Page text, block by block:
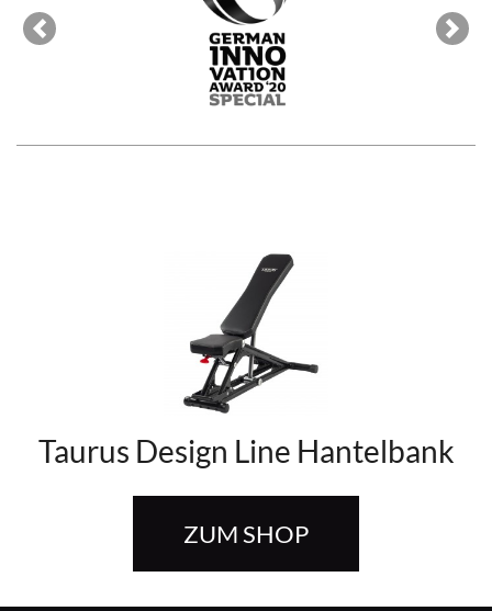
Previous Next
Taurus Design Line Hantelbank
ZUM SHOP